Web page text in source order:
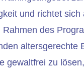
und richtet
des
altersgerechte
gewaltfrei zu